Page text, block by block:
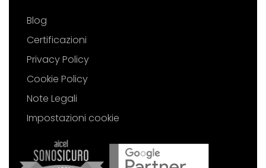
Blog
Certificazioni
Privacy Policy
Cookie Policy
Note Legali
Impostazioni cookie